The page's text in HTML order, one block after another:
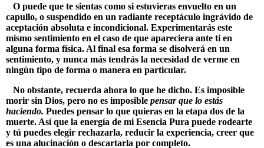
O puede que te sientas como si estuvieras envuelto en un
capullo, o suspendido en un radiante receptáculo ingrávido de
aceptación absoluta e incondicional. Experimentarás este
mismo sentimiento en el caso de que apareciera ante ti en
alguna forma física. Al final esa forma se disolverá en un
sentimiento, y nunca más tendrás la necesidad de verme en
ningún tipo de forma o manera en particular.
No obstante, recuerda ahora lo que he dicho. Es imposible
morir sin Dios, pero no es imposible pensar que lo estás
haciendo. Puedes pensar lo que quieras en la etapa dos de la
muerte. Así que la energía de mi Esencia Pura puede rodearte
y tú puedes elegir rechazarla, reducir la experiencia, creer que
es una alucinación o descartarla por completo.